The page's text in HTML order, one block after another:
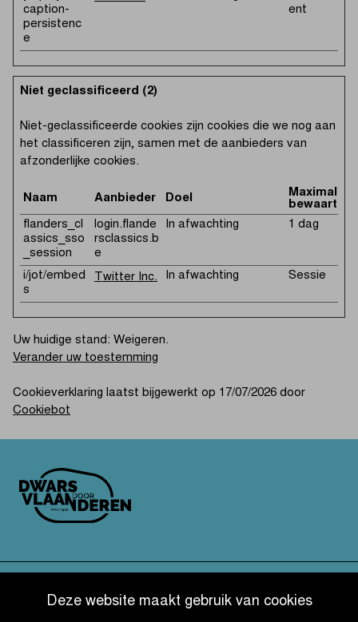
Deze website maakt gebruik van cookies
caption-
persistenc
e
ent
Niet geclassificeerd (2)
Niet-geclassificeerde cookies zijn cookies die we nog aan
het classificeren zijn, samen met de aanbieders van
afzonderlijke cookies.
Naam Aanbieder Doel
Maximale
flanders_cl
assics_sso
_session
login.flande
rsclassics.b
e
In afwachting 1 dag
i/jot/embed
s
Twitter Inc. In afwachting Sessie
Uw huidige stand: Weigeren.
Verander uw toestemming
Cookieverklaring laatst bijgewerkt op 17/07/2026 door
Cookiebot